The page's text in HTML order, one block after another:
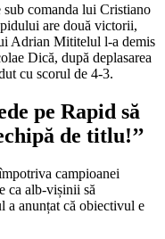
sub comanda lui Cristiano
are două victorii,
Adrian Mititelul l-a demis
Dică, după deplasarea
cu scorul de 4-3.
pe Rapid să
de titlu!’’
campioanei
ca alb-vișinii să
a anunțat că obiectivul e